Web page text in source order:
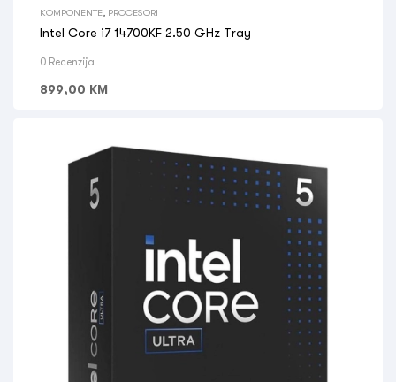
KOMPONENTE PROCESORI
Intel Core i7 14700KF 2.50 GHz Tray
0 Recenzija
899,00 KM